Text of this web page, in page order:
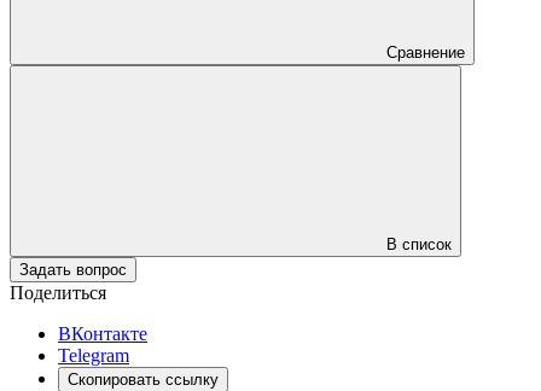
Сравнение
В список
Задать вопрос
Поделиться
ВКонтакте
Telegram
Скопировать ссылку